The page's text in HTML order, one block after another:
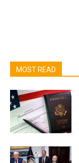
MOST READ